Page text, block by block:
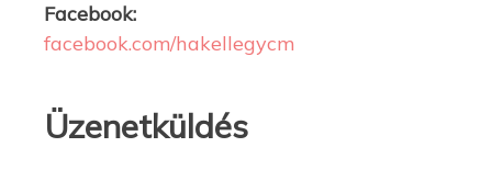
Facebook:
facebook.com/hakellegycm
Üzenetküldés